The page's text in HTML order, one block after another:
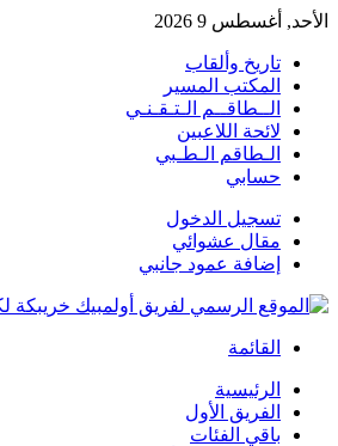
الأحد, أغسطس 9 2026
تاريخ وألقاب
المكتب المسير
الــطاقــم الـتـقـنـي
لائحة اللاعبين
الـطاقم الـطـبي
حسابي
تسجيل الدخول
مقال عشوائي
إضافة عمود جانبي
القائمة
الرئيسية
الفريق الأول
باقي الفئات